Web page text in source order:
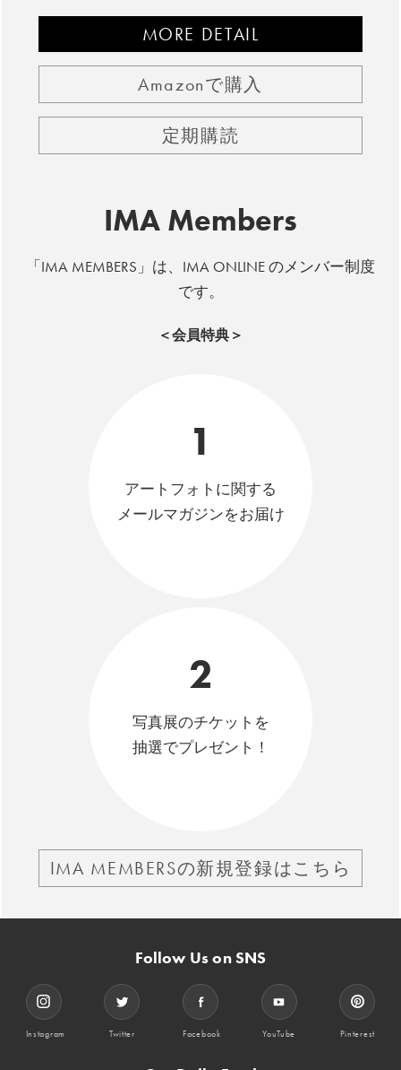
MORE DETAIL
Amazonで購入
定期購読
IMA Members
「IMA MEMBERS」は、IMA ONLINE のメンバー制度
です。
＜会員特典＞
1
アートフォトに関する
メールマガジンをお届け
2
写真展のチケットを
抽選でプレゼント！
IMA MEMBERSの新規登録はこちら
Follow Us on SNS
Instagram Twitter Facebook YouTube Pinterest